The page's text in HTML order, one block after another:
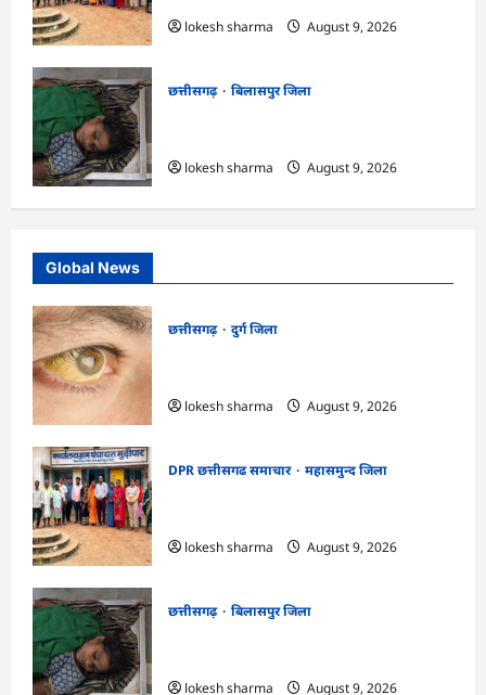
lokesh sharma
August 9, 2026
छत्तीसगढ़
बिलासपुर जिला
lokesh sharma
August 9, 2026
Global News
छत्तीसगढ़
दुर्ग जिला
lokesh sharma
August 9, 2026
DPR छत्तीसगढ समाचार
महासमुन्द जिला
lokesh sharma
August 9, 2026
छत्तीसगढ़
बिलासपुर जिला
lokesh sharma
August 9, 2026